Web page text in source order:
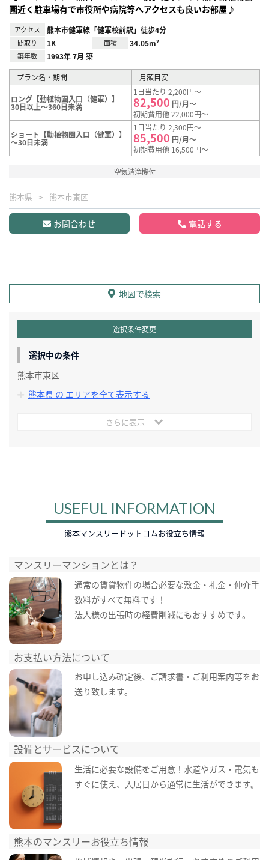
園近く駐車場有で市役所や病院等へアクセスも良いお部屋♪
アクセス 熊本市健軍線「健軍校前駅」徒歩4分
間取り 1K 面積 34.05m²
築年数 1993年 7月 築
プラン名・期間 月額目安
ロング【動植物園入口（健軍）】
30日以上～360日未満
1日当たり 2,200円～
82,500 円/月～
初期費用他 22,000円～
ショート【動植物園入口（健軍）】
～30日未満
1日当たり 2,300円～
85,500 円/月～
初期費用他 16,500円～
空気清浄機付
熊本県 熊本市東区
お問合わせ 電話する
地図で検索
選択条件変更
選択中の条件
熊本市東区
熊本県 の エリアを全て表示する
さらに表示
USEFUL INFORMATION
熊本マンスリードットコムお役立ち情報
マンスリーマンションとは？
通常の賃貸物件の場合必要な敷金・礼金・仲介手
数料がすべて無料です！
法人様の出張時の経費削減にもおすすめです。
お支払い方法について
お申し込み確定後、ご請求書・ご利用案内等をお
送り致します。
設備とサービスについて
生活に必要な設備をご用意！水道やガス・電気も
すぐに使え、入居日から通常に生活ができます。
熊本のマンスリーお役立ち情報